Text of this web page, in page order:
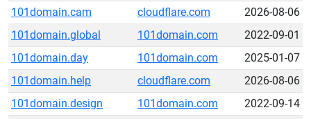
101domain.cam
cloudflare.com
2026-08-06
101domain.global
101domain.com
2022-09-01
101domain.day
101domain.com
2025-01-07
101domain.help
cloudflare.com
2026-08-06
101domain.design
101domain.com
2022-09-14